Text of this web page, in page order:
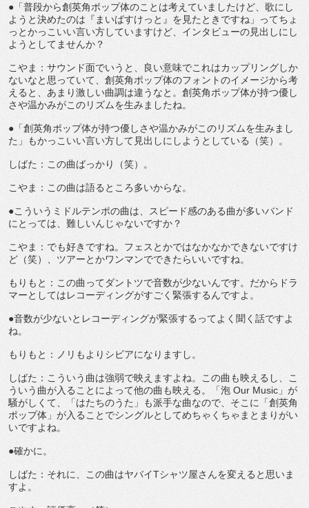
●「普段から創英角ポップ体のことは考えていましたけど、歌にし
ようと決めたのは『まいばすけっと』を見たときですね」ってちょ
っとかっこいい言い方していますけど、インタビューの見出しにし
ようとしてませんか？
こやま：サウンド面でいうと、良い意味でこれはカップリングしか
ないなと思っていて、創英角ポップ体のフォントのイメージから考
えると、あまり激しい曲調は違うなと。創英角ポップ体が持つ優し
さや温かみがこのリズムを生みましたね。
●「創英角ポップ体が持つ優しさや温かみがこのリズムを生みまし
た」もかっこいい言い方して見出しにしようとしている（笑）。
しばた：この曲ばっかり（笑）。
こやま：この曲は語るところ多いからな。
●こういうミドルテンポの曲は、スピード感のある曲が多いバンド
にとっては、難しいんじゃないですか？
こやま：でも好きですね。フェスとかではなかなかできないですけ
ど（笑）、ツアーとかワンマンでできたらいいですね。
もりもと：この曲ってダントツで音数が少ないんです。だからドラ
マーとしてはレコーディングがすごく緊張するんですよ。
●音数が少ないとレコーディングが緊張するってよく聞く話ですよ
ね。
もりもと：ノリもよりシビアになりますし。
しばた：こういう曲は強弱で映えますよね。この曲も映えるし、こ
ういう曲が入ることによって他の曲も映える。「泡 Our Music」が
騒がしくて、「はたちのうた」も派手な曲なので、そこに「創英角
ポップ体」が入ることでシングルとしてめちゃくちゃまとまりがい
いですよね。
●確かに。
しばた：それに、この曲はヤバイTシャツ屋さんを変えると思いま
すよ。